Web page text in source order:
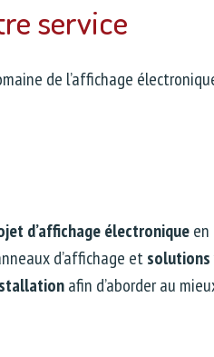
service
de l’affichage
d’affichage électroniqueen
d’affichage etsolutions
afin d’aborder au